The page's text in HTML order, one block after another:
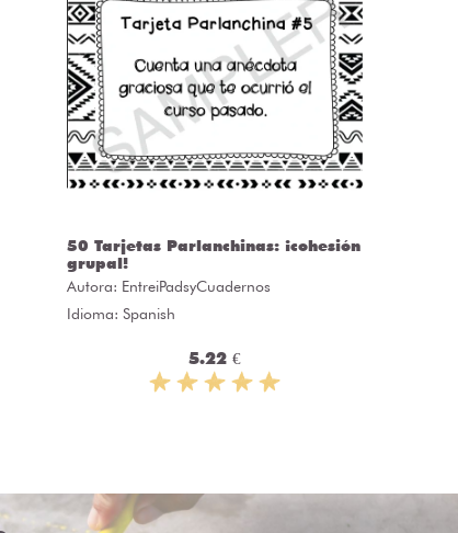
50 Tarjetas Parlanchinas: ¡cohesión
grupal!
Autora: EntreiPadsyCuadernos
Idioma: Spanish
5.22 €